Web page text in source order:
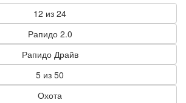
12 из 24
Рапидо 2.0
Рапидо Драйв
5 из 50
Охота